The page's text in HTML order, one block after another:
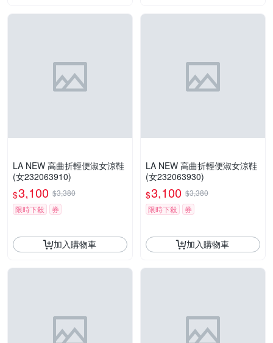
LA NEW 高曲折輕便淑女涼鞋
(女232063910)
$3,100 $3,380
限時下殺
券
加入購物車
LA NEW 高曲折輕便淑女涼鞋
(女232063930)
$3,100 $3,380
限時下殺
券
加入購物車